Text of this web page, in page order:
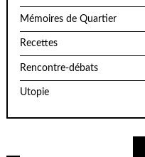
Mémoires de Quartier
Recettes
Rencontre-débats
Utopie